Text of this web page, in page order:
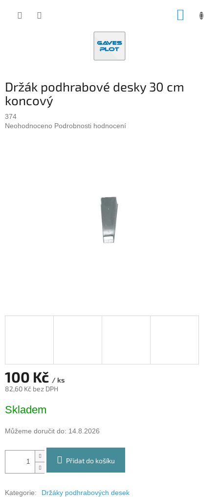
Držák podhrabové desky 30 cm
koncový
374
Průměrné
Neohodnoceno Podrobnosti hodnocení
100 Kč / ks
82,60 Kč bez DPH
cena:
Skladem
Můžeme doručit do: 14.8.2026
Přidat do košíku
Kategorie:
Držáky podhrabových desek